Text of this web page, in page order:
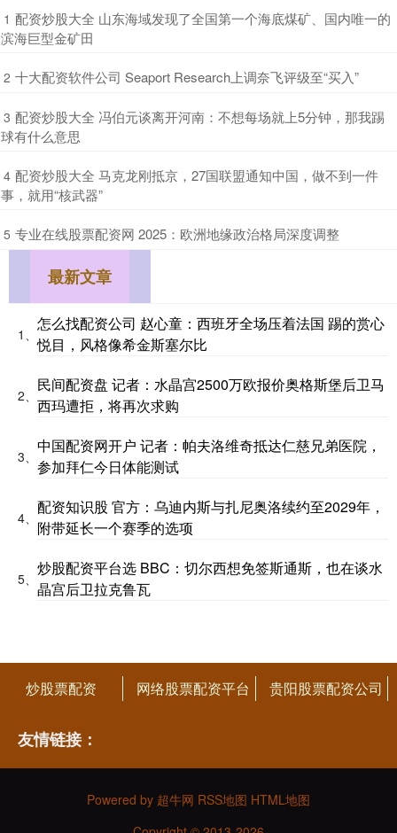
1 ​配资炒股大全 山东海域发现了全国第一个海底煤矿、国内唯一的
滨海巨型金矿田
2 ​十大配资软件公司 Seaport Research上调奈飞评级至“买入”
3 ​配资炒股大全 冯伯元谈离开河南：不想每场就上5分钟，那我踢
球有什么意思
4 ​配资炒股大全 马克龙刚抵京，27国联盟通知中国，做不到一件
事，就用“核武器”
5 ​专业在线股票配资网 2025：欧洲地缘政治格局深度调整
最新文章
1、
怎么找配资公司 赵心童：西班牙全场压着法国 踢的赏心
悦目，风格像希金斯塞尔比
2、
民间配资盘 记者：水晶宫2500万欧报价奥格斯堡后卫马
西玛遭拒，将再次求购
3、
中国配资网开户 记者：帕夫洛维奇抵达仁慈兄弟医院，
参加拜仁今日体能测试
4、
配资知识股 官方：乌迪内斯与扎尼奥洛续约至2029年，
附带延长一个赛季的选项
5、
炒股配资平台选 BBC：切尔西想免签斯通斯，也在谈水
晶宫后卫拉克鲁瓦
炒股票配资 网络股票配资平台 贵阳股票配资公司
友情链接：
Powered by 超牛网 RSS地图 HTML地图